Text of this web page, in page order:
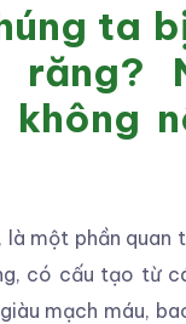
ta
không
, là một phần quan
có cấu tạo từ
mạch máu,